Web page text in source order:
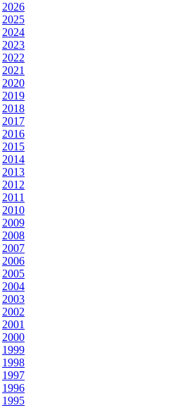
2026
2025
2024
2023
2022
2021
2020
2019
2018
2017
2016
2015
2014
2013
2012
2011
2010
2009
2008
2007
2006
2005
2004
2003
2002
2001
2000
1999
1998
1997
1996
1995